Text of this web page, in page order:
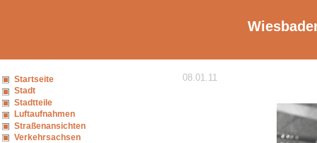
Startseite
Stadt
Stadtteile
Luftaufnahmen
Straßenansichten
Verkehrsachsen
08.01.11